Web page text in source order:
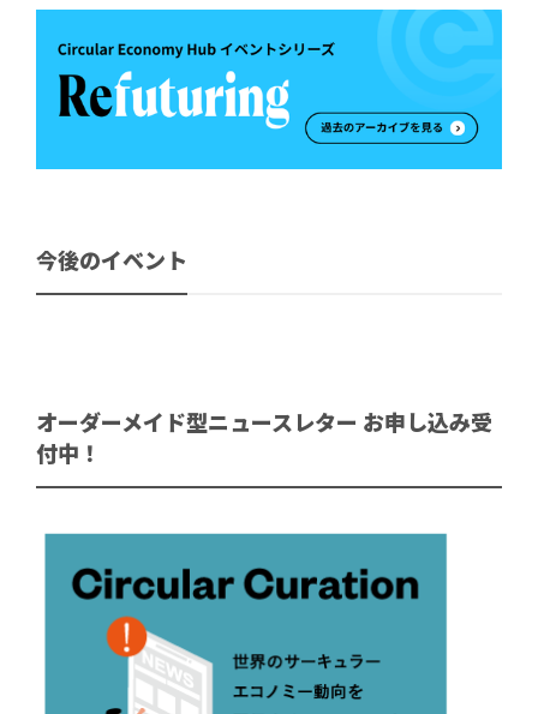
今後のイベント
オーダーメイド型ニュースレター お申し込み受
付中！